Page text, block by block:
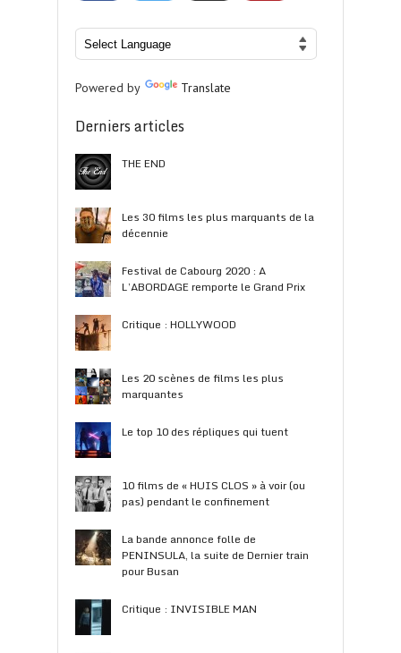
Powered by Translate
Derniers articles
THE END
Les 30 films les plus marquants de la
décennie
Festival de Cabourg 2020 : A
L’ABORDAGE remporte le Grand Prix
Critique : HOLLYWOOD
Les 20 scènes de films les plus
marquantes
Le top 10 des répliques qui tuent
10 films de « HUIS CLOS » à voir (ou
pas) pendant le confinement
La bande annonce folle de
PENINSULA, la suite de Dernier train
pour Busan
Critique : INVISIBLE MAN